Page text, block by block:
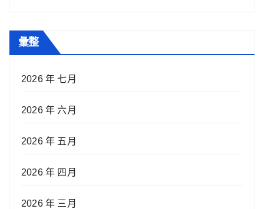
彙整
2026 年 七月
2026 年 六月
2026 年 五月
2026 年 四月
2026 年 三月